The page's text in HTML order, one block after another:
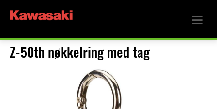
Z-50th nøkkelring med tag